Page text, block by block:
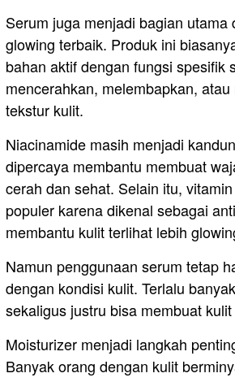
Serum juga menjadi bagian utama
glowing terbaik. Produk ini
bahan aktif dengan fungsi spesifik
mencerahkan, melembapkan,
tekstur kulit.
Niacinamide masih menjadi
dipercaya membantu membuat
cerah dan sehat. Selain itu,
populer karena dikenal sebagai
membantu kulit terlihat lebih
Namun penggunaan serum tetap
dengan kondisi kulit. Terlalu
sekaligus justru bisa membuat
Moisturizer menjadi langkah
Banyak orang dengan kulit